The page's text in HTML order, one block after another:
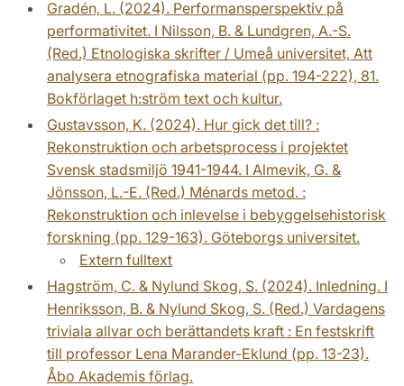
Gradén, L. (2024). Performansperspektiv på
performativitet. I Nilsson, B. & Lundgren, A.-S.
(Red.) Etnologiska skrifter / Umeå universitet, Att
analysera etnografiska material (pp. 194-222), 81.
Bokförlaget h:ström text och kultur.
Gustavsson, K. (2024). Hur gick det till? :
Rekonstruktion och arbetsprocess i projektet
Svensk stadsmiljö 1941-1944. I Almevik, G. &
Jönsson, L.-E. (Red.) Ménards metod. :
Rekonstruktion och inlevelse i bebyggelsehistorisk
forskning (pp. 129-163). Göteborgs universitet.
Extern fulltext
Hagström, C. & Nylund Skog, S. (2024). Inledning. I
Henriksson, B. & Nylund Skog, S. (Red.) Vardagens
triviala allvar och berättandets kraft : En festskrift
till professor Lena Marander-Eklund (pp. 13-23).
Åbo Akademis förlag.